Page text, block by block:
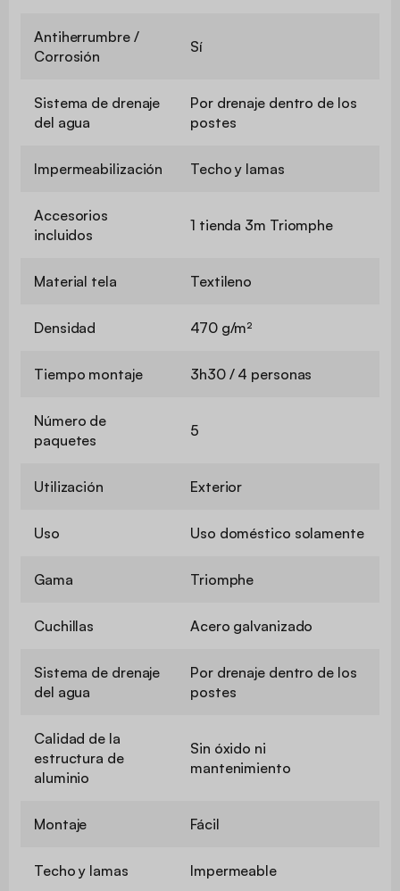
Antiherrumbre /
Corrosión
Sí
Sistema de drenaje
del agua
Por drenaje dentro de los
postes
Impermeabilización Techo y lamas
Accesorios
incluidos
1 tienda 3m Triomphe
Material tela Textileno
Densidad 470 g/m²
Tiempo montaje 3h30 / 4 personas
Número de
paquetes
5
Utilización Exterior
Uso Uso doméstico solamente
Gama Triomphe
Cuchillas Acero galvanizado
Sistema de drenaje
del agua
Por drenaje dentro de los
postes
Calidad de la
estructura de
aluminio
Sin óxido ni
mantenimiento
Montaje Fácil
Techo y lamas Impermeable